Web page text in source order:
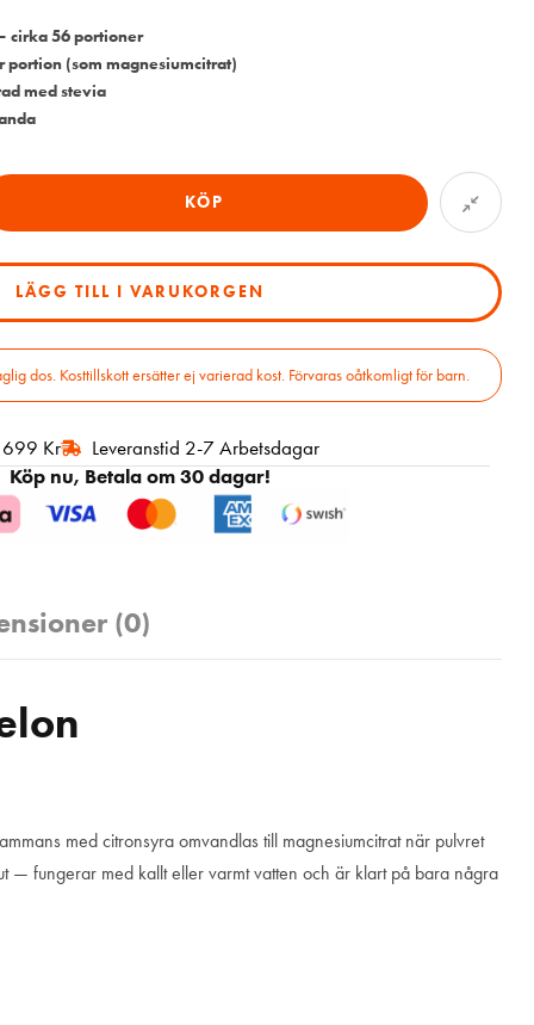
cirka 56 portioner
portion (som magnesiumcitrat)
med stevia
KÖP
LÄGG TILL I VARUKORGEN
dos. Kosttillskott ersätter ej varierad kost. Förvaras oåtkomligt för barn.
699 Kr
Leveranstid 2-7 Arbetsdagar
Köp nu, Betala om 30 dagar!
(0)
med citronsyra omvandlas till magnesiumcitrat när pulvret
— fungerar med kallt eller varmt vatten och är klart på bara några